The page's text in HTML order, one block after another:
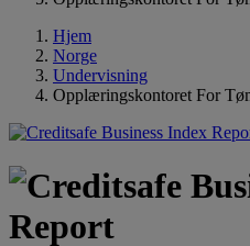
Hjem
Norge
Undervisning
Opplæringskontoret For